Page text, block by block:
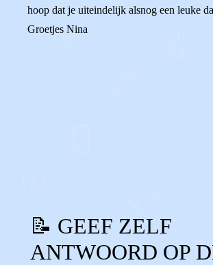
hoop dat je uiteindelijk alsnog een leuke
Groetjes Nina
📝 GEEF ZELF
ANTWOORD OP